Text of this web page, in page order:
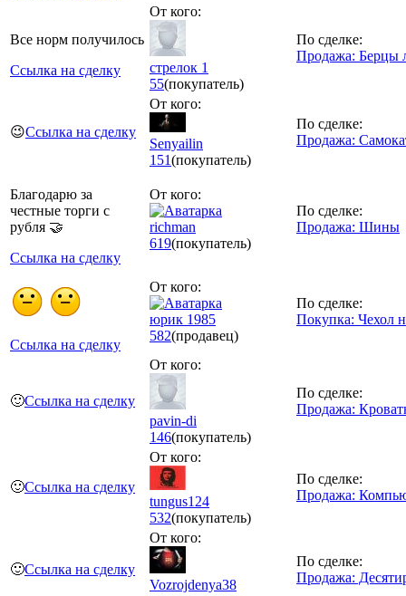
Все норм получилось
Ссылка на сделку
От кого:
стрелок 1
55(покупатель)
По сделке:
Продажа: Берцы
😉Ссылка на сделку
От кого:
Senyailin
151(покупатель)
По сделке:
Продажа:
Благодарю за
честные торги с
рубля 🤝
Ссылка на сделку
От кого:
richman
619(покупатель)
По сделке:
Продажа: Шины
Ссылка на сделку
От кого:
юрик 1985
582(продавец)
По сделке:
Покупка: Чехол
🙂Ссылка на сделку
От кого:
pavin-di
146(покупатель)
По сделке:
Продажа:
🙂Ссылка на сделку
От кого:
tungus124
532(покупатель)
По сделке:
Продажа:
🙂Ссылка на сделку
От кого:
Vozrojdenya38
По сделке:
Продажа: